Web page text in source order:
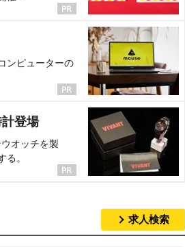
ンピューターの
登場
オッチを製
。
求人検索